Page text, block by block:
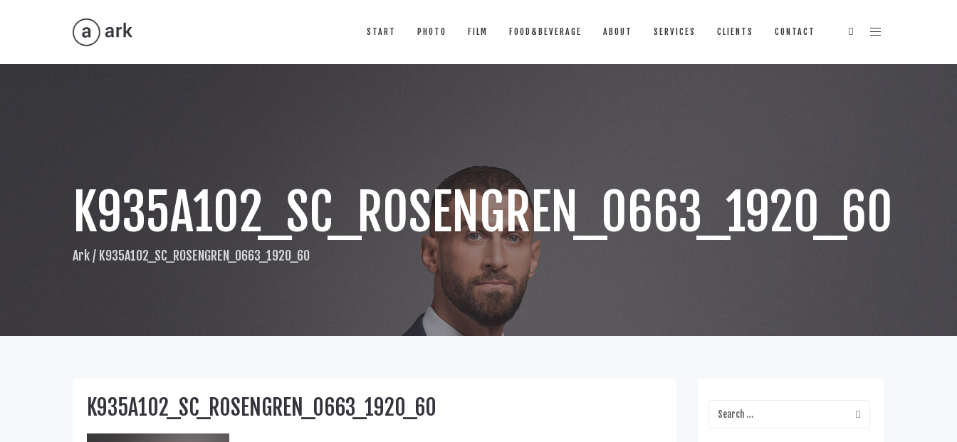
START PHOTO FILM FOOD&BEVERAGE ABOUT SERVICES CLIENTS CONTACT
K935A102_SC_ROSENGREN_0663_1920_60
Ark/ K935A102_SC_ROSENGREN_0663_1920_60
K935A102_SC_ROSENGREN_0663_1920_60